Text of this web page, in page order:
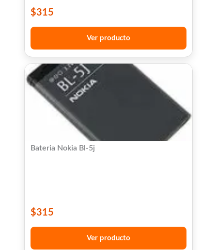
$315
Ver producto
Bateria Nokia Bl-5j
$315
Ver producto